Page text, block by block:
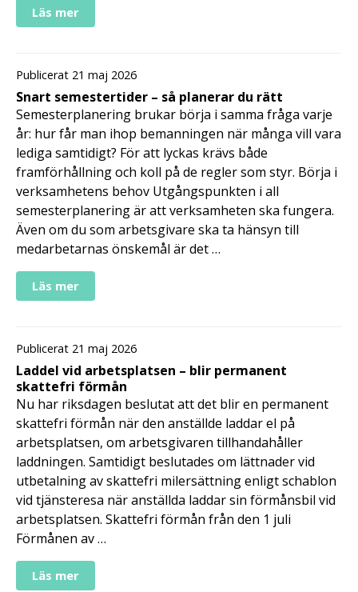
Läs mer
Publicerat 21 maj 2026
Snart semestertider – så planerar du rätt
Semesterplanering brukar börja i samma fråga varje
år: hur får man ihop bemanningen när många vill vara
lediga samtidigt? För att lyckas krävs både
framförhållning och koll på de regler som styr. Börja i
verksamhetens behov Utgångspunkten i all
semesterplanering är att verksamheten ska fungera.
Även om du som arbetsgivare ska ta hänsyn till
medarbetarnas önskemål är det …
Läs mer
Publicerat 21 maj 2026
Laddel vid arbetsplatsen – blir permanent
skattefri förmån
Nu har riksdagen beslutat att det blir en permanent
skattefri förmån när den anställde laddar el på
arbetsplatsen, om arbetsgivaren tillhandahåller
laddningen. Samtidigt beslutades om lättnader vid
utbetalning av skattefri milersättning enligt schablon
vid tjänsteresa när anställda laddar sin förmånsbil vid
arbetsplatsen. Skattefri förmån från den 1 juli
Förmånen av …
Läs mer